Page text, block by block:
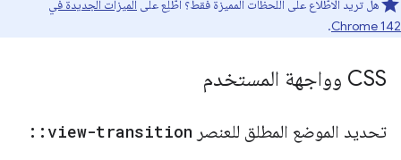
هل تريد الاطّلاع على اللحظات المميزة فقط؟ اطّلِع على الميزات الجديدة في
Chrome 142
.
CSS وواجهة المستخدم
تحديد الموضع المطلق للعنصر :: view-transition